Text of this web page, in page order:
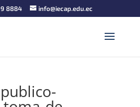
8884 info@iecap.edu.ec